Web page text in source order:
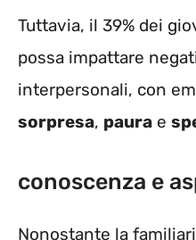
Tuttavia, il 39% dei
possa impattare
interpersonali, con
sorpresa, paura e
conoscenza e
Nonostante la